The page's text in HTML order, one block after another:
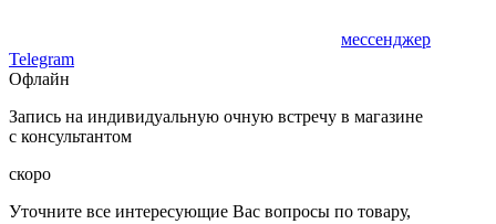
мессенджер
Telegram
Офлайн
Запись на индивидуальную очную встречу в магазине
с консультантом
скоро
Уточните все интересующие Вас вопросы по товару,